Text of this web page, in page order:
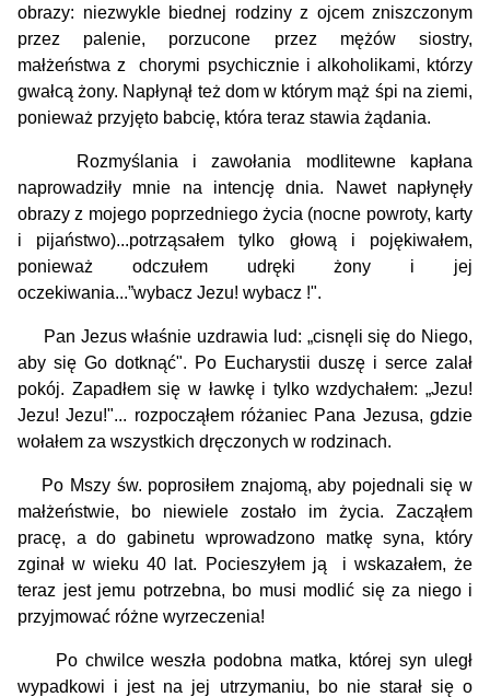
obrazy: niezwykle bie­dnej rodziny z ojcem zniszczonym
przez palenie, porzucone przez mężów siostry,
małżeństwa z chorymi psychicznie i alkoholikami, którzy
gwałcą żony. Napłynął też dom w którym mąż śpi na ziemi,
ponieważ przyjęto babcię, która teraz stawia żądania.
Rozmyślania i zawołania modlitewne kapłana
naprowadziły mnie na intencję dnia. Nawet napłynęły
obrazy z mojego poprze­dniego życia (nocne powroty, karty
i pijaństwo)...potrząsałem tylko głową i pojękiwałem,
ponieważ odczułem udręki żony i jej
oczekiwania...”wybacz Jezu! wybacz !".
Pan Jezus właśnie uzdrawia lud: „cisnęli się do Niego,
aby się Go dotknąć". Po Eucharystii duszę i serce zalał
pokój. Zapadłem się w ławkę i tylko wzdychałem: „Jezu!
Jezu! Jezu!"... rozpocząłem różaniec Pana Jezusa, gdzie
wołałem za wszystkich drę­czonych w rodzinach.
Po Mszy św. poprosiłem znajomą, aby pojednali się w
małżeństwie, bo niewiele zostało im życia. Zacząłem
pracę, a do gabinetu wprowadzono matkę syna, który
zginał w wieku 40 lat. Pocieszyłem ją i wskazałem, że
teraz jest jemu potrzebna, bo musi modlić się za niego i
przyjmować różne wyrzeczenia!
Po chwilce weszła podobna matka, której syn uległ
wypadkowi i jest na jej utrzymaniu, bo nie starał się o